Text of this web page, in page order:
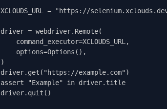
XCLOUDS_URL = "https://
driver = webdriver.Remote(
)
driver.get("https://example.com")
assert "Example" in driver.title